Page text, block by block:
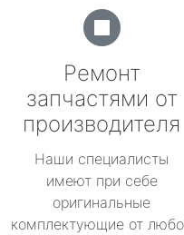
Ремонт
запчастями от
производителя
Наши специалисты
имеют при себе
оригинальные
комплектующие от